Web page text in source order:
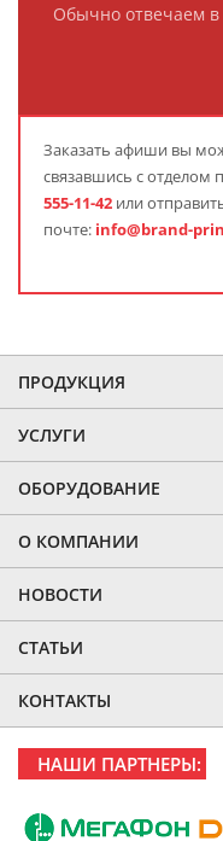
Обычно отвечаем в
Заказать афиши вы
связавшись с отделом
555-11-42 или
почте: info@brand-
ПРОДУКЦИЯ
УСЛУГИ
ОБОРУДОВАНИЕ
О КОМПАНИИ
НОВОСТИ
СТАТЬИ
КОНТАКТЫ
НАШИ ПАРТНЕРЫ: